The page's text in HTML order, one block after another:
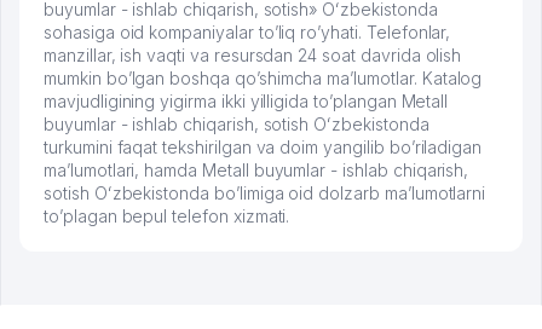
buyumlar - ishlab chiqarish, sotish» Oʻzbekistonda
sohasiga oid kompaniyalar to’liq ro’yhati. Telefonlar,
manzillar, ish vaqti va resursdan 24 soat davrida olish
mumkin bo’lgan boshqa qo’shimcha ma’lumotlar. Katalog
mavjudligining yigirma ikki yilligida to’plangan Metall
buyumlar - ishlab chiqarish, sotish Oʻzbekistonda
turkumini faqat tekshirilgan va doim yangilib bo’riladigan
ma’lumotlari, hamda Metall buyumlar - ishlab chiqarish,
sotish Oʻzbekistonda bo’limiga oid dolzarb ma’lumotlarni
to’plagan bepul telefon xizmati.